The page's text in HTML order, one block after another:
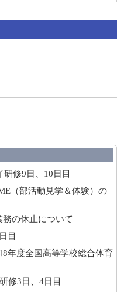
研修9日、10日目
（部活動見学＆体験）の
の休止について
目
年度全国高等学校総合体育
修3日、4日目